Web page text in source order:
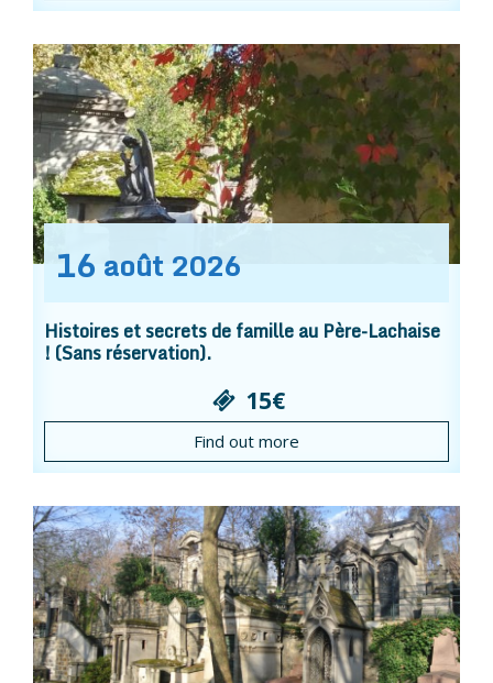
16 août 2026
Histoires et secrets de famille au Père-Lachaise
! (Sans réservation).
15€
Find out more